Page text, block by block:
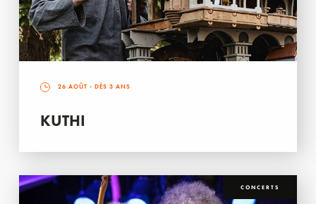
26 AOÛT - DÈS 3 ANS
KUTHI
CONCERTS